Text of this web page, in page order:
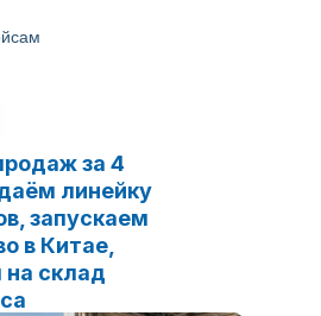
за 4
линейку
запускаем
в Китае,
склад